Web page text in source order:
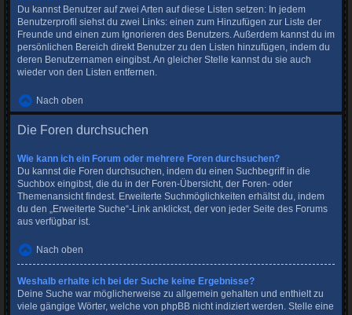
Du kannst Benutzer auf zwei Arten auf diese Listen setzen: In jedem
Benutzerprofil siehst du zwei Links: einen zum Hinzufügen zur Liste der
Freunde und einen zum Ignorieren des Benutzers. Außerdem kannst du im
persönlichen Bereich direkt Benutzer zu den Listen hinzufügen, indem du
deren Benutzernamen eingibst. An gleicher Stelle kannst du sie auch
wieder von den Listen entfernen.
Nach oben
Die Foren durchsuchen
Wie kann ich ein Forum oder mehrere Foren durchsuchen?
Du kannst die Foren durchsuchen, indem du einen Suchbegriff in die
Suchbox eingibst, die du in der Foren-Übersicht, der Foren- oder
Themenansicht findest. Erweiterte Suchmöglichkeiten erhältst du, indem
du den „Erweiterte Suche“-Link anklickst, der von jeder Seite des Forums
aus verfügbar ist.
Nach oben
Weshalb erhalte ich bei der Suche keine Ergebnisse?
Deine Suche war möglicherweise zu allgemein gehalten und enthielt zu
viele gängige Wörter, welche von phpBB nicht indiziert werden. Stelle eine